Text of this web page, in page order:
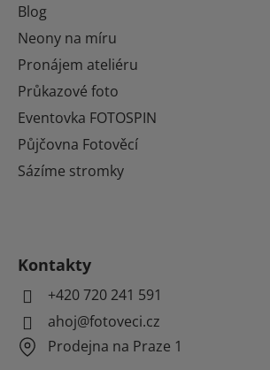
Blog
Neony na míru
Pronájem ateliéru
Průkazové foto
Eventovka FOTOSPIN
Půjčovna Fotověcí
Sázíme stromky
Kontakty
+420 720 241 591
ahoj@fotoveci.cz
Prodejna na Praze 1